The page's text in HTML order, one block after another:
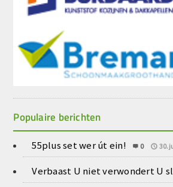
Populaire berichten
55plus set wer út ein! 0
Verbaast U niet verwondert U